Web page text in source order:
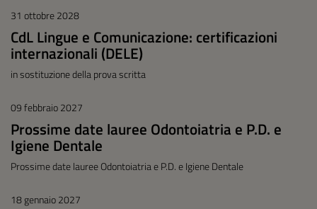
31 ottobre 2028
CdL Lingue e Comunicazione: certificazioni
internazionali (DELE)
in sostituzione della prova scritta
09 febbraio 2027
Prossime date lauree Odontoiatria e P.D. e
Igiene Dentale
Prossime date lauree Odontoiatria e P.D. e Igiene Dentale
18 gennaio 2027